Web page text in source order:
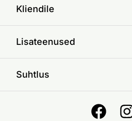
Kliendile
Lisateenused
Suhtlus